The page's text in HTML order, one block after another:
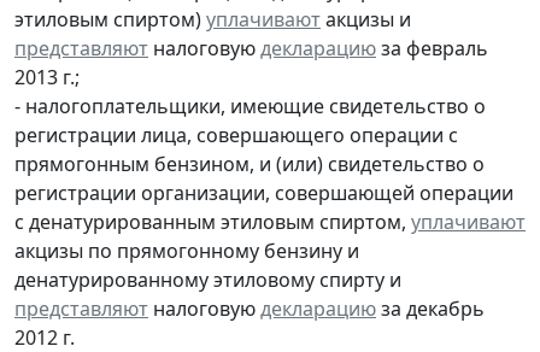
этиловым спиртом)уплачиваютакцизы и
представляют налоговуюдекларациюза февраль
2013 г.;
- налогоплательщики, имеющие свидетельство о
регистрации лица, совершающего операции с
прямогонным бензином, и (или) свидетельство о
регистрации организации, совершающей операции
с денатурированным этиловым спиртом, уплачивают
акцизы по прямогонному бензину и
денатурированному этиловому спирту и
представляют налоговуюдекларациюза декабрь
2012 г.